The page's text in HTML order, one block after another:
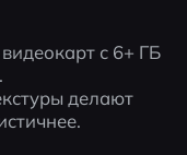
с 6+ ГБ
делают